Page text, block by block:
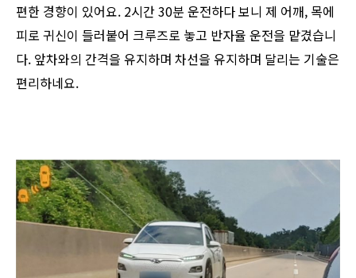
편한 경향이 있어요. 2시간 30분 운전하다 보니 제 어깨, 목에
피로 귀신이 들러붙어 크루즈로 놓고 반자율 운전을 맡겼습니
다. 앞차와의 간격을 유지하며 차선을 유지하며 달리는 기술은
편리하네요.